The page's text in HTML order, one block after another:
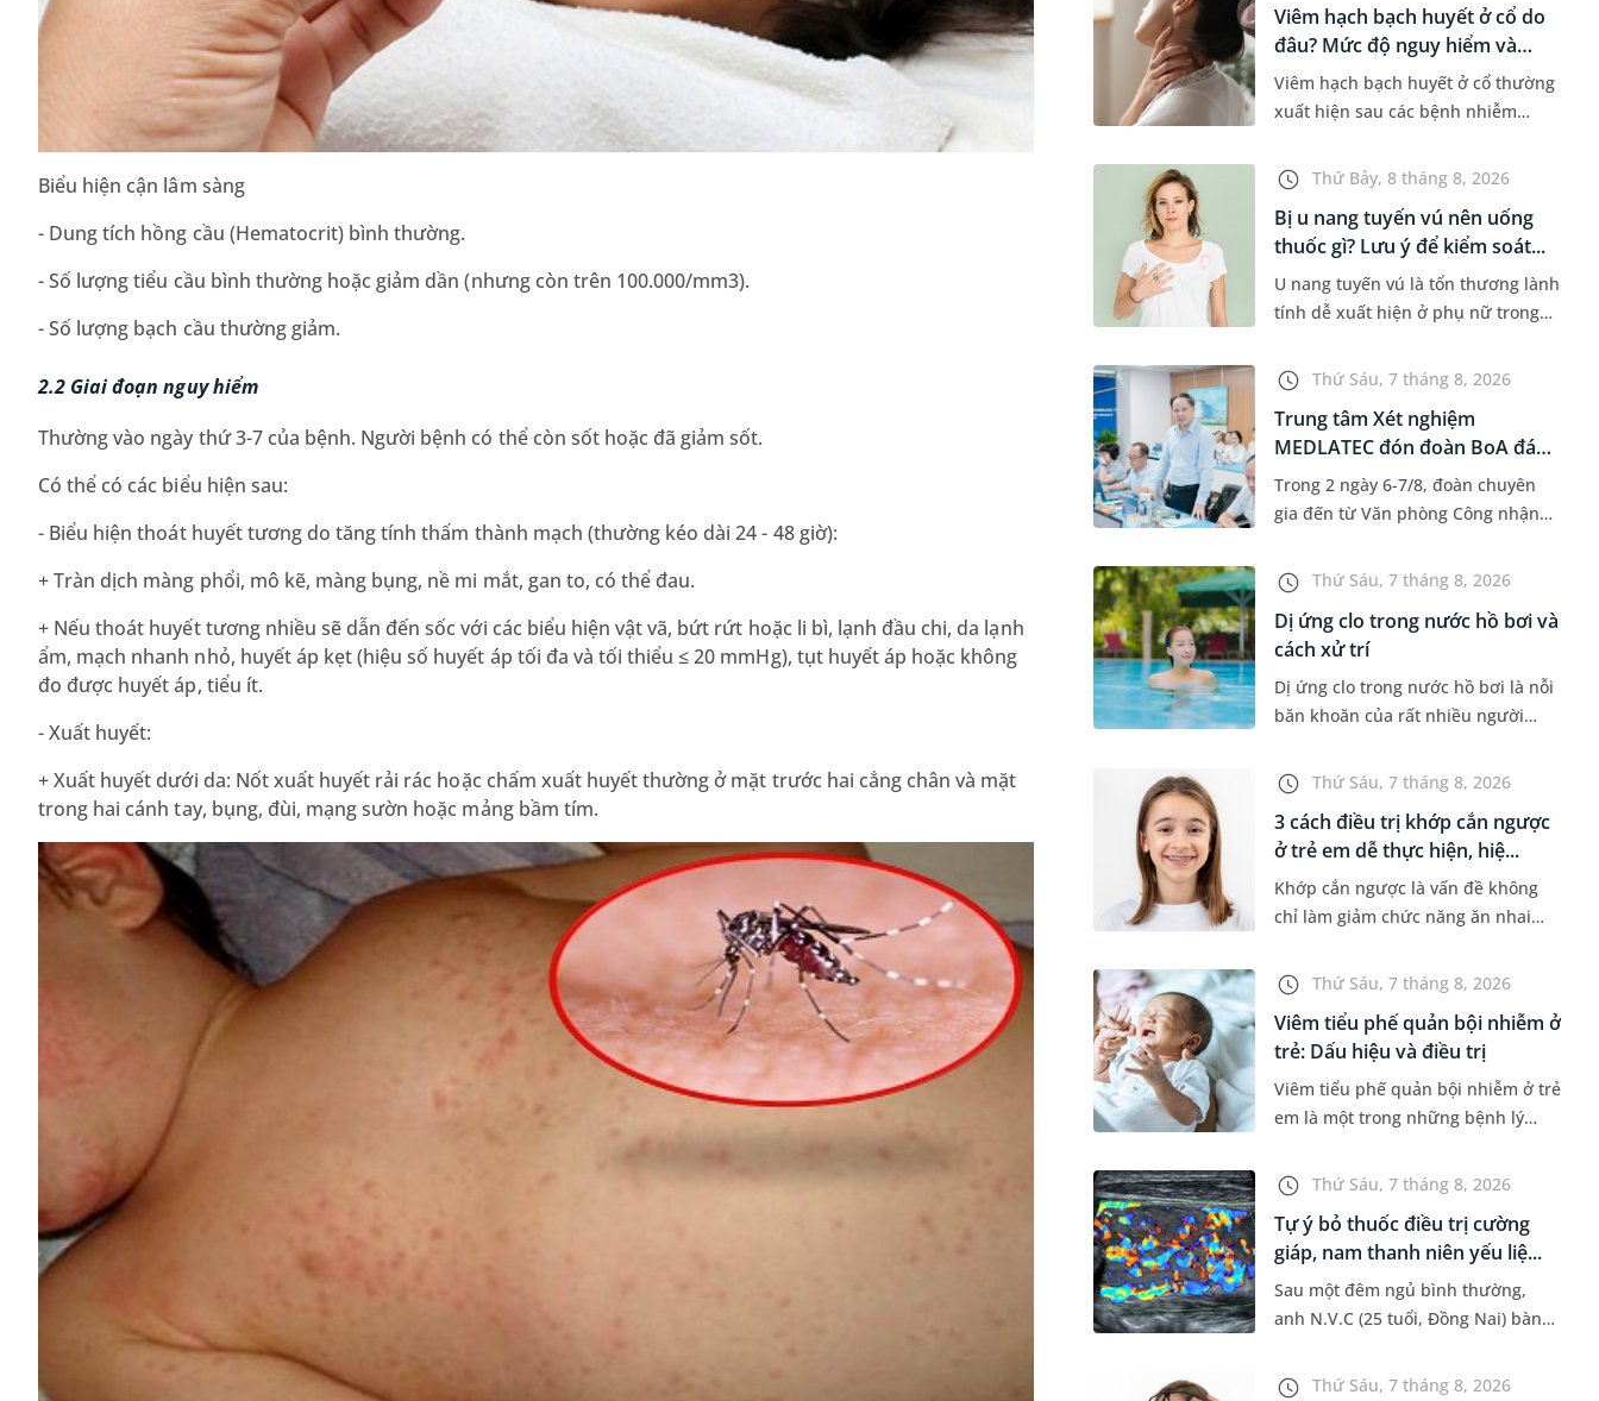
Biểu hiện cận lâm sàng
- Dung tích hồng cầu (Hematocrit) bình thường.
- Số lượng tiểu cầu bình thường hoặc giảm dần (nhưng còn trên 100.000/mm3).
- Số lượng bạch cầu thường giảm.
2.2 Giai đoạn nguy hiểm
Thường vào ngày thứ 3-7 của bệnh. Người bệnh có thể còn sốt hoặc đã giảm sốt.
Có thể có các biểu hiện sau:
- Biểu hiện thoát huyết tương do tăng tính thấm thành mạch (thường kéo dài 24 - 48 giờ):
+ Tràn dịch màng phổi, mô kẽ, màng bụng, nề mi mắt, gan to, có thể đau.
+ Nếu thoát huyết tương nhiều sẽ dẫn đến sốc với các biểu hiện vật vã, bứt rứt hoặc li bì, lạnh đầu chi, da lạnh
ẩm, mạch nhanh nhỏ, huyết áp kẹt (hiệu số huyết áp tối đa và tối thiểu ≤ 20 mmHg), tụt huyết áp hoặc không
đo được huyết áp, tiểu ít.
- Xuất huyết:
+ Xuất huyết dưới da: Nốt xuất huyết rải rác hoặc chấm xuất huyết thường ở mặt trước hai cẳng chân và mặt
trong hai cánh tay, bụng, đùi, mạng sườn hoặc mảng bầm tím.
Viêm hạch bạch huyết ở cổ do
đâu? Mức độ nguy hiểm và
phư...
Viêm hạch bạch huyết ở cổ thường
xuất hiện sau các bệnh nhiễm
đến lao hạch hoặc ung thư. Để tìm
hiểu nguyên nhân gây viêm,...
Thứ Bảy, 8 tháng 8, 2026
Bị u nang tuyến vú nên uống
thuốc gì? Lưu ý để kiểm soát...
U nang tuyến vú là tổn thương lành
tính dễ xuất hiện ở phụ nữ trong
mắc bệnh, nhiều người thường
băn khoăn u nang tuyến v...
Thứ Sáu, 7 tháng 8, 2026
Trung tâm Xét nghiệm
MEDLATEC đón đoàn BoA đánh
giá giám...
Trong 2 ngày 6-7/8, đoàn chuyên
gia đến từ Văn phòng Công nhận
nhận và đánh giá cao nỗ lực duy trì
hệ thống quản lý chất lượ...
Thứ Sáu, 7 tháng 8, 2026
Dị ứng clo trong nước hồ bơi và
cách xử trí
Dị ứng clo trong nước hồ bơi là nỗi
băn khoăn của rất nhiều người
trường hợp thường xuyên bơi ở
những hồ bơi nhân tạo. Bài v...
Thứ Sáu, 7 tháng 8, 2026
3 cách điều trị khớp cắn ngược
ở trẻ em dễ thực hiện, hiệ...
Khớp cắn ngược là vấn đề không
chỉ làm giảm chức năng ăn nhai
đối của khuôn mặt. Do đó, cần khắc
phục sớm tình trạng này để...
Thứ Sáu, 7 tháng 8, 2026
Viêm tiểu phế quản bội nhiễm ở
trẻ: Dấu hiệu và điều trị
Viêm tiểu phế quản bội nhiễm ở trẻ
em là một trong những bệnh lý
bùng phát vào thời điểm giao mùa.
Khi những tổn thương ban đầ...
Thứ Sáu, 7 tháng 8, 2026
Tự ý bỏ thuốc điều trị cường
giáp, nam thanh niên yếu liệ...
Sau một đêm ngủ bình thường,
anh N.V.C (25 tuổi, Đồng Nai) bàng
không thể vận động đi lại được. Kết
Thứ Sáu, 7 tháng 8, 2026